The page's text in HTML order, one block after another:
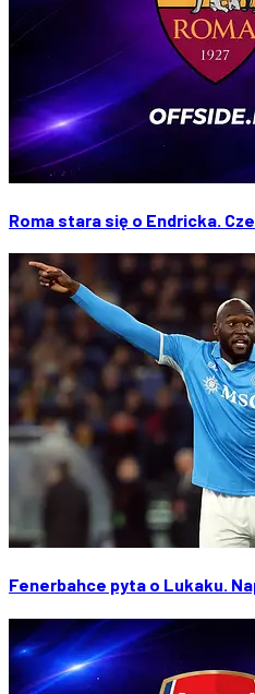
Roma stara się o Endricka.
Fenerbahce pyta o Lukaku.